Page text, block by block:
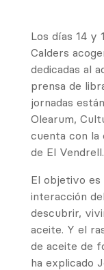
Los días 14 y
Calders
dedicadas al
prensa de
jornadas
Olearum,
cuenta con la
de El Vendrell.
El objetivo es
interacción
descubrir,
aceite. Y el
de aceite de
ha explicado